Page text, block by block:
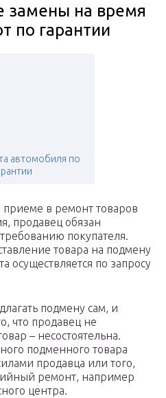
замены на время
по гарантии
автомобиля по
приеме в ремонт товаров
продавец обязан
покупателя.
товара на подмену
осуществляется по запросу
подмену сам, и
что продавец не
– несостоятельна.
подменного товара
продавца или того,
ремонт, например
центра.